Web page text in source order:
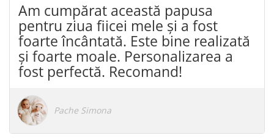
Am cumpărat această papusa
pentru ziua fiicei mele și a fost
foarte încântată. Este bine realizată
și foarte moale. Personalizarea a
fost perfectă. Recomand!
Pache Simona